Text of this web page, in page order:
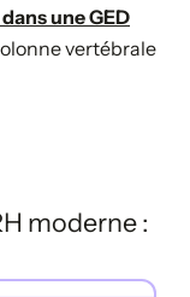
une GED
vertébrale
moderne :